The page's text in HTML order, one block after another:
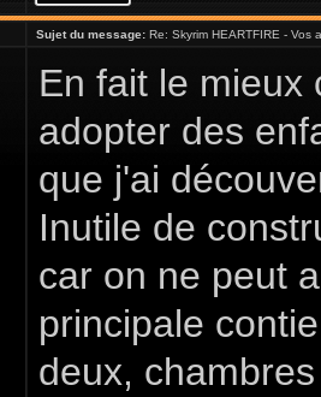
Sujet du message: Re: Skyrim HEARTFIRE - Vos
En fait le mieux
adopter des
que j'ai
Inutile de
car on ne peut
principale
deux,